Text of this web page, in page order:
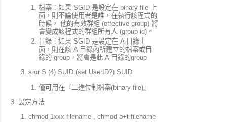
檔案：如果 SGID 是設定在 binary file 上
面，則不論使用者是誰，在執行該程式的
時候， 他的有效群組 (effective group) 將
會變成該程式的群組所有人 (group id)。
目錄：如果 SGID 是設定在 A 目錄上
面，則在該 A 目錄內所建立的檔案或目
錄的 group，將會是此 A 目錄的group
s or S (4) SUID (set UserID?) SUID
僅可用在『二進位制檔案(binary file)』
設定方法
chmod 1xxx filename , chmod o+t filename